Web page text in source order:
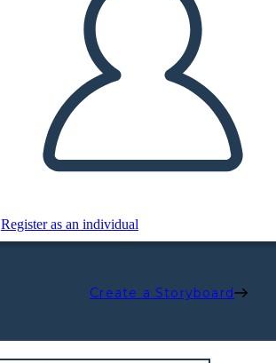
Register as an individual
Create a Storyboard